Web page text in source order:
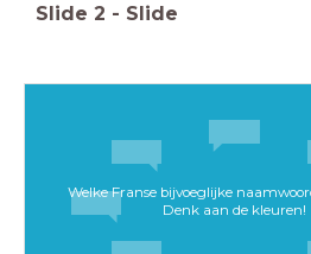
Slide 2 - Slide
Welke Franse bijvoeglijke
Denk aan de kleuren!